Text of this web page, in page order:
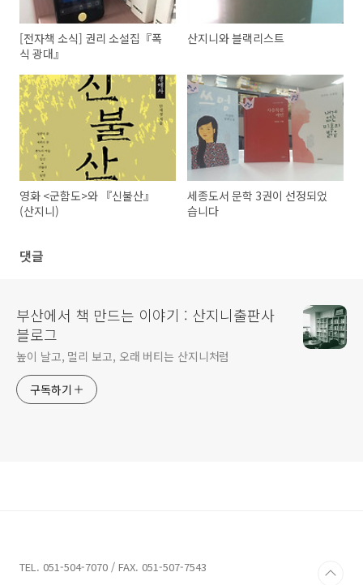
[전자책 소식] 권리 소설집『폭
식 광대』
산지니와 블랙리스트
영화 <군함도>와 『신불산』
(산지니)
세종도서 문학 3권이 선정되었
습니다
댓글
부산에서 책 만드는 이야기 : 산지니출판사
블로그
높이 날고, 멀리 보고, 오래 버티는 산지니처럼
구독하기
TEL. 051-504-7070 / FAX. 051-507-7543